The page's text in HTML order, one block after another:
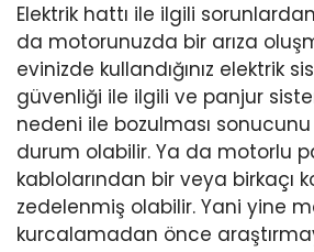
Elektrik hattı ile ilgili
da motorunuzda bir arıza
evinizde kullandığınız elektrik
güvenliği ile ilgili ve panjur
nedeni ile bozulması
durum olabilir. Ya da motorlu
kablolarından bir veya birkaçı
zedelenmiş olabilir. Yani yine
kurcalamadan önce